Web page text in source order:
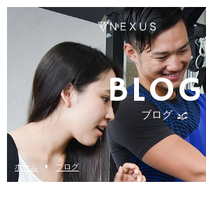
BLOG
ブログ
ホーム ブログ